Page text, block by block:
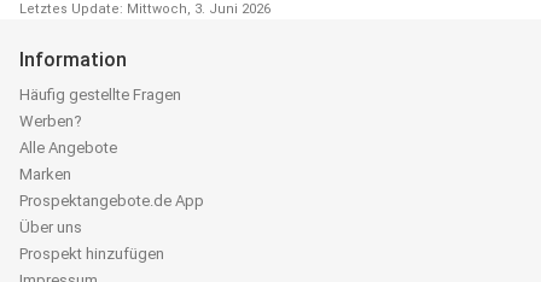
Letztes Update: Mittwoch, 3. Juni 2026
Information
Häufig gestellte Fragen
Werben?
Alle Angebote
Marken
Prospektangebote.de App
Über uns
Prospekt hinzufügen